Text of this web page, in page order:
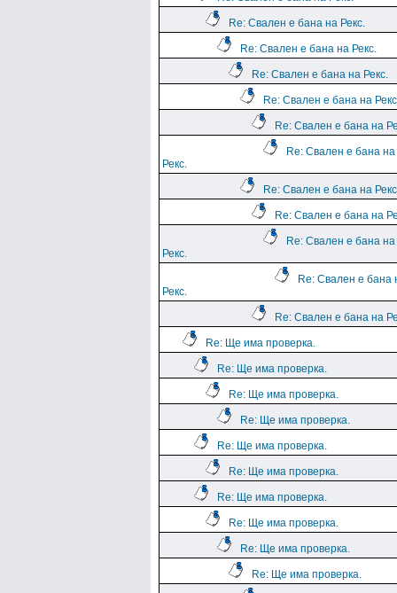
Re: Свален е бана на Рекс.
Re: Свален е бана на Рекс.
Re: Свален е бана на Рекс.
Re: Свален е бана на
Re: Свален е бана на
Re: Свален е бана на
Рекс.
Re: Свален е бана на
Re: Свален е бана на
Re: Свален е бана на
Рекс.
Re: Свален е бана
Рекс.
Re: Свален е бана на
Re: Ще има проверка.
Re: Ще има проверка.
Re: Ще има проверка.
Re: Ще има проверка.
Re: Ще има проверка.
Re: Ще има проверка.
Re: Ще има проверка.
Re: Ще има проверка.
Re: Ще има проверка.
Re: Ще има проверка.